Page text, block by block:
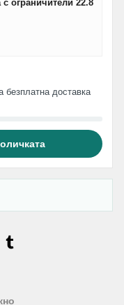
ограничители 22.8
доставка